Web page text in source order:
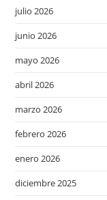
julio 2026
junio 2026
mayo 2026
abril 2026
marzo 2026
febrero 2026
enero 2026
diciembre 2025